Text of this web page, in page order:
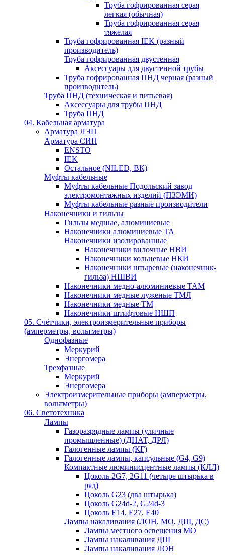
Труба гофрированная серая
легкая (обычная)
Труба гофрированная серая
тяжелая
Труба гофрированная IEK (разный
производитель)
Труба гофрированная двустенная
Аксессуары для двустенной трубы
Труба гофрированная ПНД черная (разный
производитель)
Труба ПНД (техническая и питьевая)
Аксессуары для трубы ПНД
Труба ПНД
04. Кабельная арматура
Арматура ЛЭП
Арматура СИП
ENSTO
IEK
Остальное (NILED, ВК)
Муфты кабельные
Муфты кабельные Подольский завод
электромонтажных изделий (ПЗЭМИ)
Муфты кабельные разные производители
Наконечники и гильзы
Гильзы медные, алюминиевые
Наконечники алюминиевые ТА
Наконечники изолированные
Наконечники вилочные НВИ
Наконечники кольцевые НКИ
Наконечники штыревые (наконечник-
гильза) НШВИ
Наконечники медно-алюминиевые ТАМ
Наконечники медные луженые ТМЛ
Наконечники медные ТМ
Наконечники штифтовые НШП
05. Счётчики, электроизмерительные приборы
(амперметры, вольтметры)
Однофазные
Меркурий
Энергомера
Трехфазные
Меркурий
Энергомера
Электроизмерительные приборы (амперметры,
вольтметры)
06. Светотехника
Лампы
Газоразрядные лампы (уличные
промышленные) (ДНАТ, ДРЛ)
Галогенные лампы (КГ)
Галогенные лампы, капсульные (G4, G9)
Компактные люминисцентные лампы (КЛЛ)
Цоколь 2G7, 2G11 (четыре штырька в
ряд)
Цоколь G23 (два штырька)
Цоколь G24d-2, G24d-3
Цоколь Е14, Е27, Е40
Лампы накаливания (ЛОН, МО, ДШ, ДС)
Лампы местного освещения МО
Лампы накаливания ДШ
Лампы накаливания ЛОН